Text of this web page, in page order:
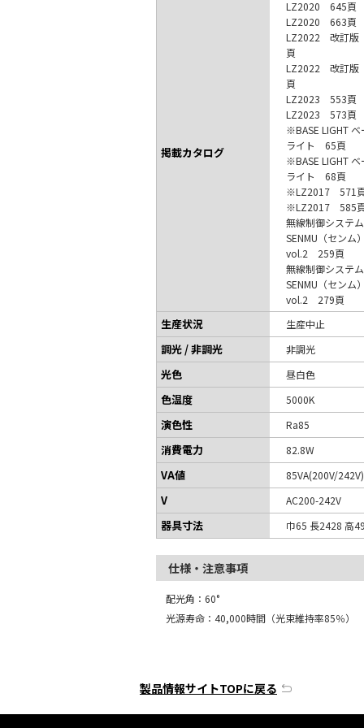
掲載カタログ
LZ2020 645頁
LZ2020 663頁
LZ2022 改訂
頁
LZ2022 改訂
頁
LZ2023 553頁
LZ2023 573頁
※BASE LIGHT ベ
ライト 65頁
※BASE LIGHT ベ
ライト 68頁
※LZ2017 571
※LZ2017 585
無線制御システム
SENMU（センム
vol.2 259頁
無線制御システム
SENMU（センム
vol.2 279頁
生産状況 生産中止
調光 / 非調光 非調光
光色 昼白色
色温度 5000K
演色性 Ra85
消費電力 82.8W
VA値 85VA(200V/242V)
V AC200-242V
器具寸法 巾65 長2428 高
仕様・注意事項
配光角：60°
光源寿命：40,000時間（光束維持率85％）
製品情報サイトTOPに戻る